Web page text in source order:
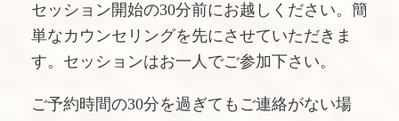
セッション開始の30分前にお越しください。簡
単なカウンセリングを先にさせていただきま
す。セッションはお一人でご参加下さい。
ご予約時間の30分を過ぎてもご連絡がない場